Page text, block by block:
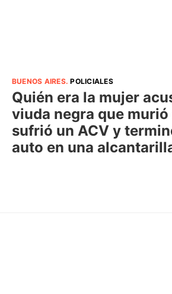
BUENOS AIRES.POLICIALES
Quién era la mujer
viuda negra que murió
sufrió un ACV y
auto en una